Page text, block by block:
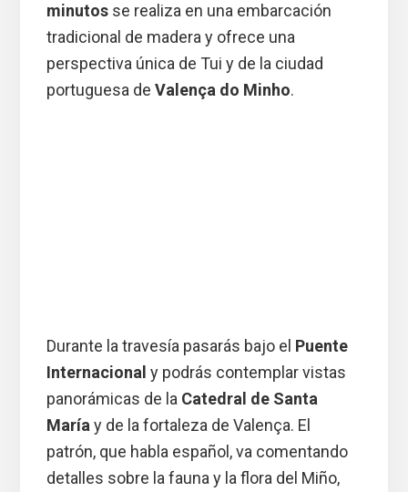
minutosse realiza en una embarcación
tradicional de madera y ofrece una
perspectiva única de Tui y de la ciudad
portuguesa de Valença do Minho.
Durante la travesía pasarás bajo el Puente
Internacional y podrás contemplar vistas
panorámicas de la Catedral de Santa
María y de la fortaleza de Valença. El
patrón, que habla español, va comentando
detalles sobre la fauna y la flora del Miño,